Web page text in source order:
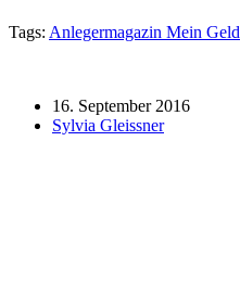
Tags: Anlegermagazin Mein Geld
16. September 2016
Sylvia Gleissner